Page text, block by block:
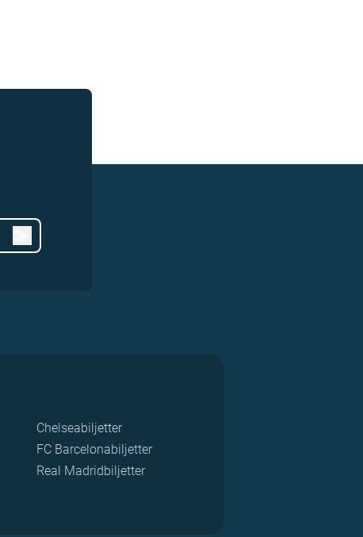
Chelseabiljetter
FC Barcelonabiljetter
Real Madridbiljetter